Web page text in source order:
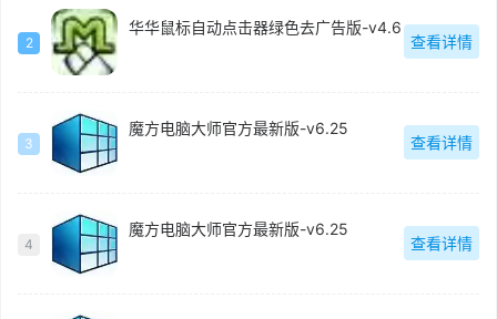
2
华华鼠标自动点击器绿色去广告版-v4.6
查看详情
3
魔方电脑大师官方最新版-v6.25
查看详情
4
魔方电脑大师官方最新版-v6.25
查看详情